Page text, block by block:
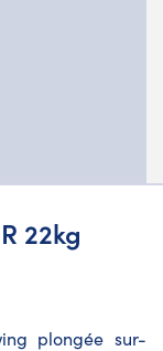
22kg
plongée sur-